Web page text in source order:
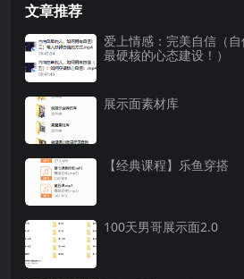
文章推荐
爱上情感：完美自信（
最硬核的心态建设！）
展示面素材库
【经典课程】乐鱼穿搭
100天男哥展示面2.0